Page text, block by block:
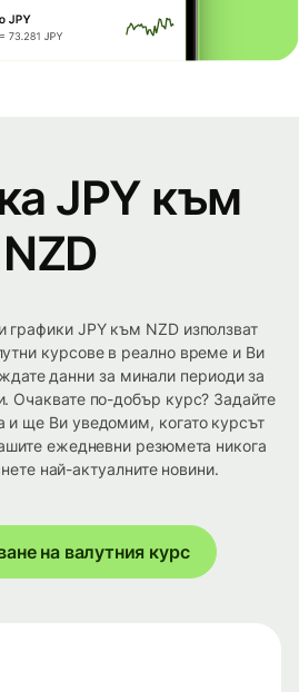
JPY към
NZD
графики JPY към NZD използват
курсове в реално време и Ви
данни за минали периоди за
Очаквате по-добър курс? Задайте
и ще Ви уведомим, когато курсът
ежедневни резюмета никога
най-актуалните новини.
на валутния курс